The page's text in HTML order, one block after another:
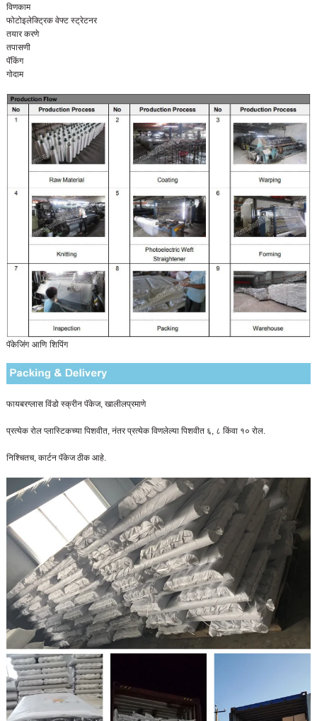
विणकाम
फोटोइलेक्ट्रिक वेफ्ट स्ट्रेटनर
तयार करणे
तपासणी
पॅकिंग
गोदाम
पॅकेजिंग आणि शिपिंग
फायबरग्लास विंडो स्क्रीन पॅकेज, खालीलप्रमाणे
प्रत्येक रोल प्लास्टिकच्या पिशवीत, नंतर प्रत्येक विणलेल्या पिशवीत ६, ८ किंवा १० रोल.
निश्चितच, कार्टन पॅकेज ठीक आहे.